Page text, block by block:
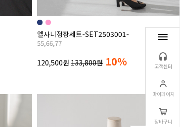
고객센터
마이페이지
장바구니
엘사니정장세트-SET2503001-
55,66,77
120,500원 133,800원 10%